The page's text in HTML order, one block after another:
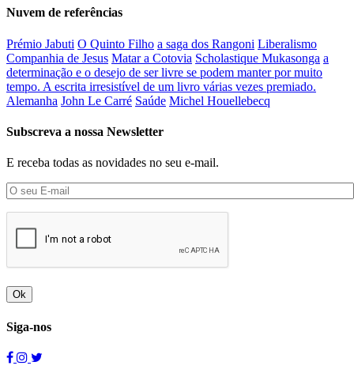
Nuvem de referências
Prémio Jabuti O Quinto Filho a saga dos Rangoni Liberalismo
Companhia de Jesus Matar a Cotovia Scholastique Mukasonga a
determinação e o desejo de ser livre se podem manter por muito
tempo. A escrita irresistível de um livro várias vezes premiado.
Alemanha John Le Carré Saúde Michel Houellebecq
Subscreva a nossa Newsletter
E receba todas as novidades no seu e-mail.
Ok
Siga-nos